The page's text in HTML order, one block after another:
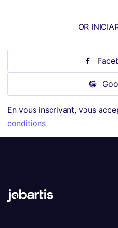
OR
En vous inscrivant, vous
conditions